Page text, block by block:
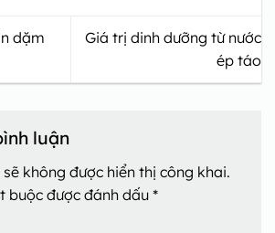
dặm
Giá trị dinh dưỡng từ nước
ép táo
luận
không được hiển thị công khai.
buộc được đánh dấu *